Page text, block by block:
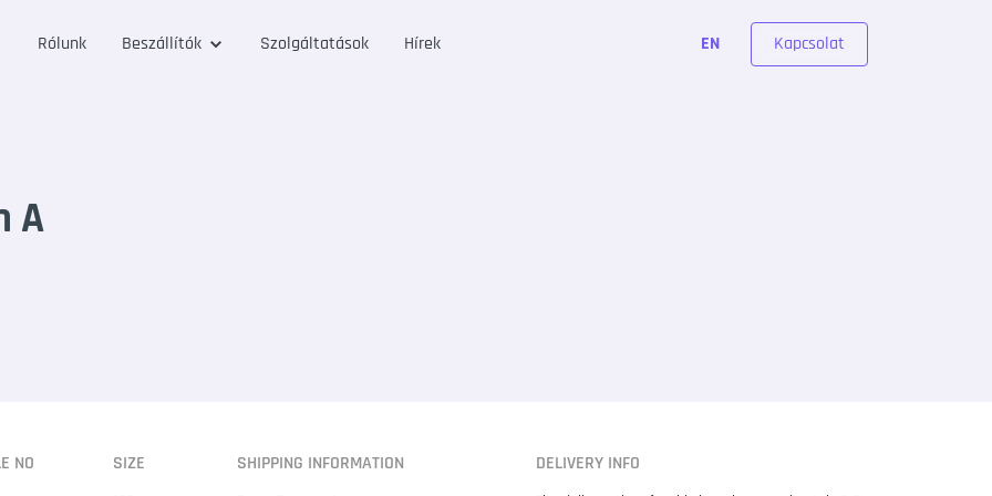
Rólunk Beszállítók Szolgáltatások Hírek EN Kapcsolat
A
NO SIZE SHIPPING INFORMATION DELIVERY INFO